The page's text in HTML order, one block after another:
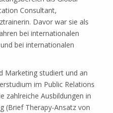
Consultant,
Davor war sie als
bei internationalen
bei internationalen
Marketing studiert und an
im Public Relations
zahlreiche Ausbildungen in
(Brief Therapy-Ansatz von